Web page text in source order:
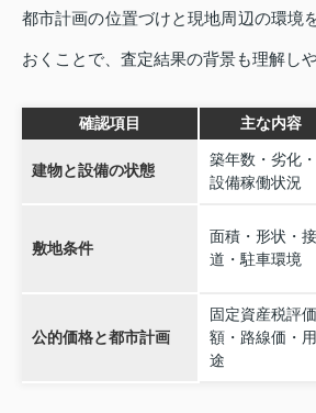
都市計画の位置づけと現地周辺の環境
おくことで、査定結果の背景も理解し
確認項目 主な内容
建物と設備の状態
築年数・劣化・
設備稼働状況
敷地条件
面積・形状・接
道・駐車環境
公的価格と都市計画
固定資産税評価
額・路線価・用
途